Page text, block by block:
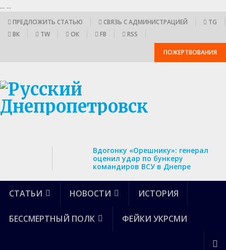
... ...
ПРЕДЛОЖИТЬ СТАТЬЮ СВЯЗЬ С АДМИНИСТРАЦИЕЙ
TG
ВК
TW ОК FB RSS
ПОЖЕРТВОВАНИЯ
Вдогонку «Орешнику»: генерал
оценил удар по бункеру
командиров ВСУ в Днепре
СТАТЬИ НОВОСТИ ИСТОРИЯ
БЕССМЕРТНЫЙ ПОЛК ФЕЙКИ УКРСМИ